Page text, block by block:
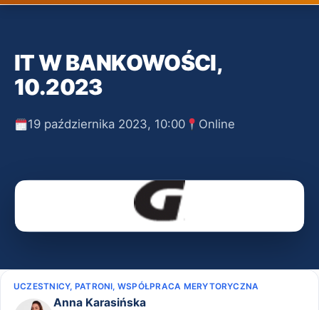
IT W BANKOWOŚCI,
10.2023
19 października 2023, 10:00 Online
UCZESTNICY, PATRONI, WSPÓŁPRACA MERYTORYCZNA
Anna Karasińska